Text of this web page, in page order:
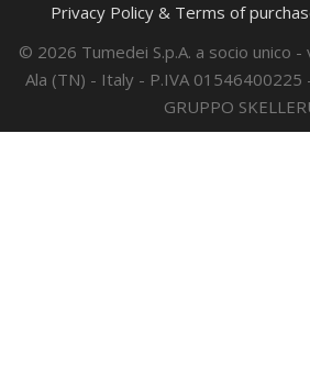
Privacy Policy & Terms of
© 2026 Tumedei S.p.A. a socio unico -
Ala (TN) - Italy - P.IVA 01546400225
GRUPPO